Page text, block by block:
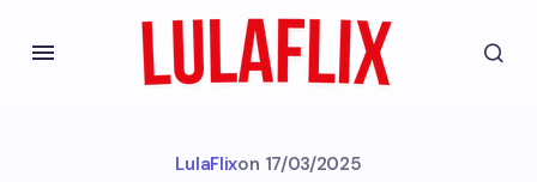
LulaFlixon 17/03/2025